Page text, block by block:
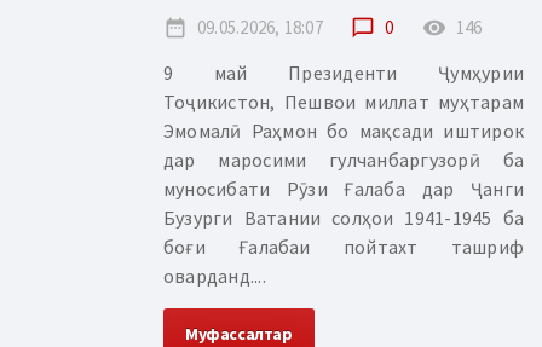
date_range 09.05.2026, 18:07 chat_bubble_outline 0 remove_red_eye 146
9 май Президенти Ҷумҳурии
Тоҷикистон, Пешвои миллат муҳтарам
Эмомалӣ Раҳмон бо мақсади иштирок
дар маросими гулчанбаргузорӣ ба
муносибати Рӯзи Ғалаба дар Ҷанги
Бузурги Ватании солҳои 1941-1945 ба
боғи Ғалабаи пойтахт ташриф
оварданд....
Муфассалтар